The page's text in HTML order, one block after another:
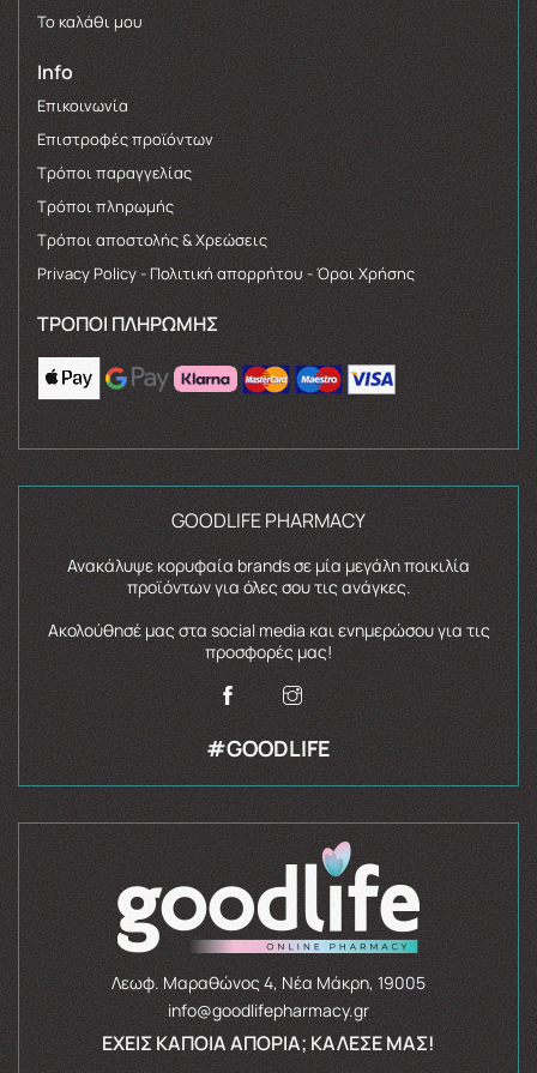
Το καλάθι μου
Info
Επικοινωνία
Επιστροφές προϊόντων
Τρόποι παραγγελίας
Τρόποι πληρωμής
Τρόποι αποστολής & Χρεώσεις
Privacy Policy - Πολιτική απορρήτου - Όροι Χρήσης
ΤΡΌΠΟΙ ΠΛΗΡΩΜΉΣ
GOODLIFE PHARMACY
Ανακάλυψε κορυφαία brands σε μία μεγάλη ποικιλία
προϊόντων για όλες σου τις ανάγκες.
Ακολούθησέ μας στα social media και ενημερώσου για τις
προσφορές μας!
#GOODLIFE
Λεωφ. Μαραθώνος 4, Νέα Μάκρη, 19005
info@goodlifepharmacy.gr
ΈΧΕΙΣ ΚΆΠΟΙΑ ΑΠΟΡΊΑ; ΚΆΛΕΣΈ ΜΑΣ!